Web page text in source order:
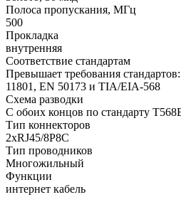
Полоса пропускания, МГц
500
Прокладка
внутренняя
Соответствие стандартам
Превышает требования
11801, EN 50173 и TIA/EIA-568
Схема разводки
С обоих концов по стандарту
Тип коннекторов
2xRJ45/8P8C
Тип проводников
Многожильный
Функции
интернет кабель